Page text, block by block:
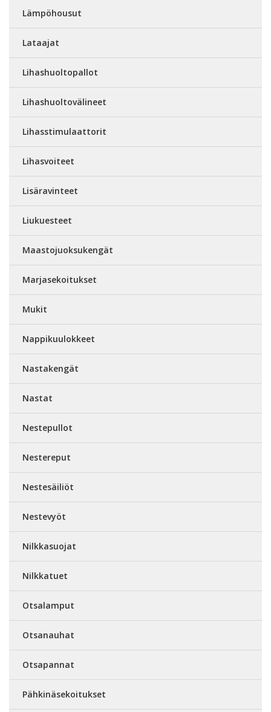
Lämpöhousut
Lataajat
Lihashuoltopallot
Lihashuoltovälineet
Lihasstimulaattorit
Lihasvoiteet
Lisäravinteet
Liukuesteet
Maastojuoksukengät
Marjasekoitukset
Mukit
Nappikuulokkeet
Nastakengät
Nastat
Nestepullot
Nestereput
Nestesäiliöt
Nestevyöt
Nilkkasuojat
Nilkkatuet
Otsalamput
Otsanauhat
Otsapannat
Pähkinäsekoitukset